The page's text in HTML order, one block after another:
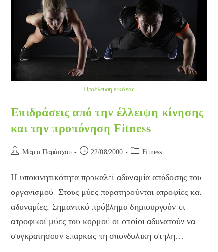
Προέλευση εικόνας
Επιδράσεις από την έλλειψη κίνησης
και την προπόνηση Fitness
Post Μαρία Παράσχου
Post 22/08/2000
PostFitness
Η υποκινητικότητα προκαλεί αδυναμία απόδοσης του
οργανισμού. Στους μύες παρατηρούνται ατροφίες και
αδυναμίες. Σημαντικό πρόβλημα δημιουργούν οι
ατροφικοί μύες του κορμού οι οποίοι αδυνατούν να
συγκρατήσουν επαρκώς τη σπονδυλική στήλη…